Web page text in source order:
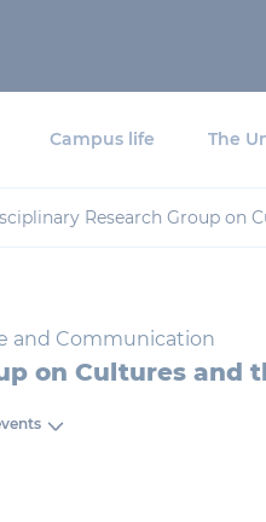
Campus life The
Research Group on
and Communication
on Cultures and